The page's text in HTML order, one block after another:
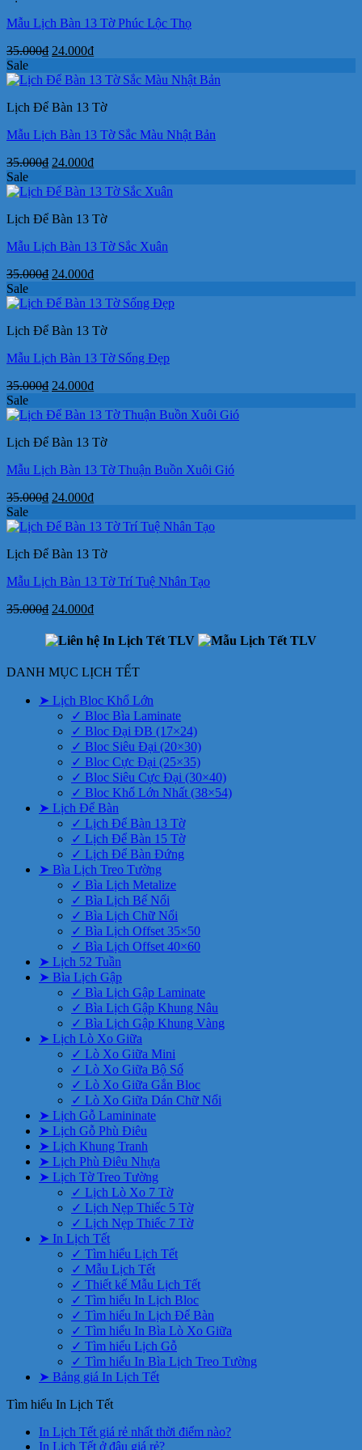
Mẫu Lịch Bàn 13 Tờ Phúc Lộc Thọ
35.000₫ Giá
là:
24.000₫Giá
tại
24.000₫.
Sale
Lịch Để Bàn 13 Tờ
Mẫu Lịch Bàn 13 Tờ Sắc Màu Nhật Bản
35.000₫ Giá
là:
24.000₫Giá
tại
24.000₫.
Sale
Lịch Để Bàn 13 Tờ
Mẫu Lịch Bàn 13 Tờ Sắc Xuân
35.000₫ Giá
là:
24.000₫Giá
tại
24.000₫.
Sale
Lịch Để Bàn 13 Tờ
Mẫu Lịch Bàn 13 Tờ Sống Đẹp
35.000₫ Giá
là:
24.000₫Giá
tại
24.000₫.
Sale
Lịch Để Bàn 13 Tờ
Mẫu Lịch Bàn 13 Tờ Thuận Buồn Xuôi Gió
35.000₫ Giá
là:
24.000₫Giá
tại
24.000₫.
Sale
Lịch Để Bàn 13 Tờ
Mẫu Lịch Bàn 13 Tờ Trí Tuệ Nhân Tạo
35.000₫ Giá
là:
24.000₫Giá
tại
là:
24.000₫.
DANH MỤC LỊCH TẾT
➤ Lịch Bloc Khổ Lớn
✓ Bloc Bìa Laminate
✓ Bloc Đại ĐB (17×24)
✓ Bloc Siêu Đại (20×30)
✓ Bloc Cực Đại (25×35)
✓ Bloc Siêu Cực Đại (30×40)
✓ Bloc Khổ Lớn Nhất (38×54)
➤ Lịch Để Bàn
✓ Lịch Để Bàn 13 Tờ
✓ Lịch Để Bàn 15 Tờ
✓ Lịch Để Bàn Đứng
➤ Bìa Lịch Treo Tường
✓ Bìa Lịch Metalize
✓ Bìa Lịch Bế Nổi
✓ Bìa Lịch Chữ Nổi
✓ Bìa Lịch Offset 35×50
✓ Bìa Lịch Offset 40×60
➤ Lịch 52 Tuần
➤ Bìa Lịch Gập
✓ Bìa Lịch Gập Laminate
✓ Bìa Lịch Gập Khung Nâu
✓ Bìa Lịch Gập Khung Vàng
➤ Lịch Lò Xo Giữa
✓ Lò Xo Giữa Mini
✓ Lò Xo Giữa Bộ Số
✓ Lò Xo Giữa Gắn Bloc
✓ Lò Xo Giữa Dán Chữ Nổi
➤ Lịch Gỗ Lamininate
➤ Lịch Gỗ Phù Điêu
➤ Lịch Khung Tranh
➤ Lịch Phù Điêu Nhựa
➤ Lịch Tờ Treo Tường
✓ Lịch Lò Xo 7 Tờ
✓ Lịch Nẹp Thiếc 5 Tờ
✓ Lịch Nẹp Thiếc 7 Tờ
➤ In Lịch Tết
✓ Tìm hiểu Lịch Tết
✓ Mẫu Lịch Tết
✓ Thiết kế Mẫu Lịch Tết
✓ Tìm hiểu In Lịch Bloc
✓ Tìm hiểu In Lịch Để Bàn
✓ Tìm hiểu In Bìa Lò Xo Giữa
✓ Tìm hiểu Lịch Gỗ
✓ Tìm hiểu In Bìa Lịch Treo Tường
➤ Bảng giá In Lịch Tết
Tìm hiểu In Lịch Tết
In Lịch Tết giá rẻ nhất thời điểm nào?Không
In Lịch Tết ở đâu giá rẻ?Không